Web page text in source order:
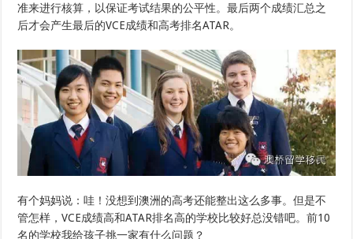
准来进行核算，以保证考试结果的公平性。最后两个成绩汇总之
后才会产生最后的VCE成绩和高考排名ATAR。
有个妈妈说：哇！没想到澳洲的高考还能整出这么多事。但是不
管怎样，VCE成绩高和ATAR排名高的学校比较好总没错吧。前10
名的学校我给孩子挑一家有什么问题？